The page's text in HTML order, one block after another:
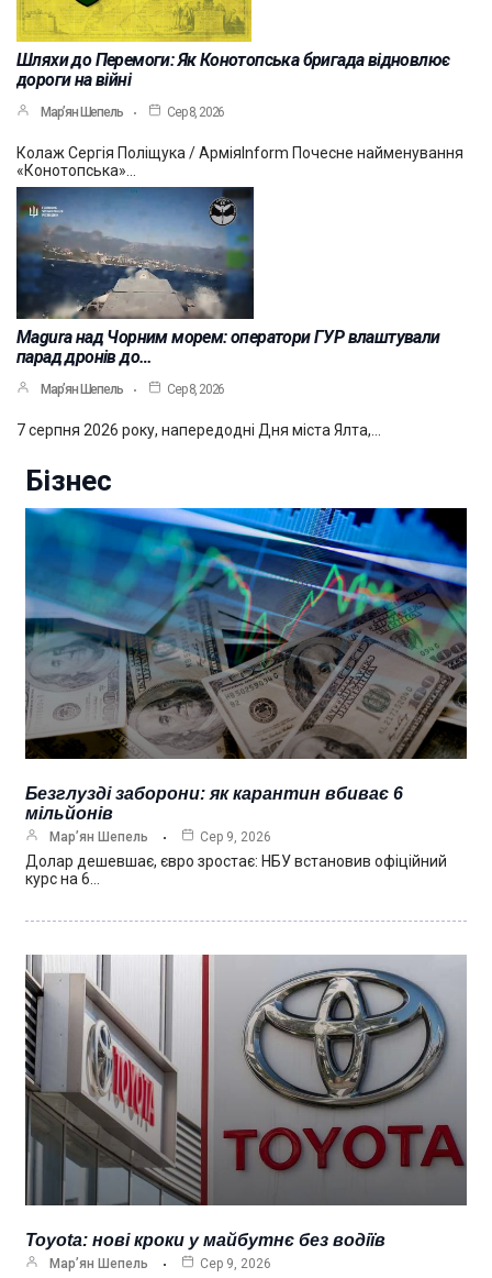
Шляхи до Перемоги: Як Конотопська бригада відновлює
дороги на війні
Мар’ян Шепель Сер 8, 2026
Колаж Сергія Поліщука / АрміяInform Почесне найменування
«Конотопська»…
Magura над Чорним морем: оператори ГУР влаштували
парад дронів до…
Мар’ян Шепель Сер 8, 2026
7 серпня 2026 року, напередодні Дня міста Ялта,…
Бізнес
Безглузді заборони: як карантин вбиває 6
мільйонів
Мар’ян Шепель Сер 9, 2026
Долар дешевшає, євро зростає: НБУ встановив офіційний
курс на 6…
Toyota: нові кроки у майбутнє без водіїв
Мар’ян Шепель Сер 9, 2026